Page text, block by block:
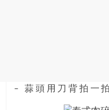
– 蒜頭用刀背拍一